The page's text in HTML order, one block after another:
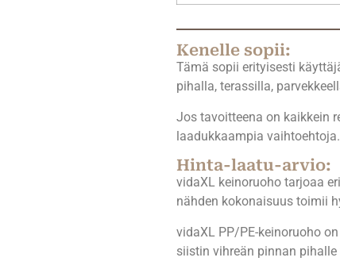
Kenelle sopii:
Tämä sopii erityisesti
pihalla, terassilla,
Jos tavoitteena on kaikkein
laadukkaampia vaihtoehtoja.
Hinta-laatu-arvio:
vidaXL keinoruoho tarjoaa
nähden kokonaisuus toimii
vidaXL PP/PE-keinoruoho
siistin vihreän pinnan